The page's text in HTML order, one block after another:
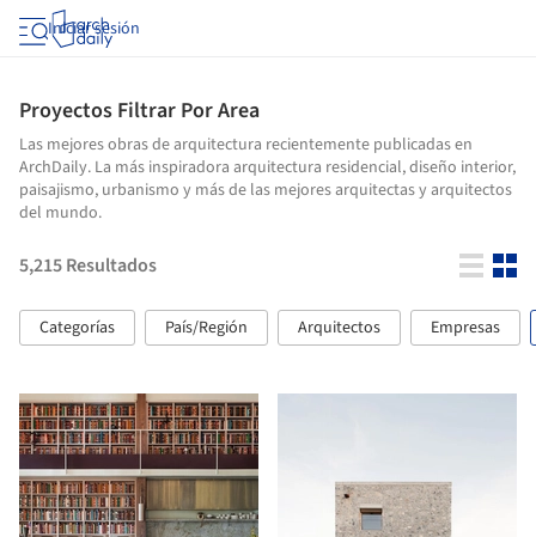
Iniciar sesión
Proyectos Filtrar Por Area
Las mejores obras de arquitectura recientemente publicadas en
ArchDaily. La más inspiradora arquitectura residencial, diseño interior,
paisajismo, urbanismo y más de las mejores arquitectas y arquitectos
del mundo.
5,215Resultados
Categorías País/Región Arquitectos Empresas